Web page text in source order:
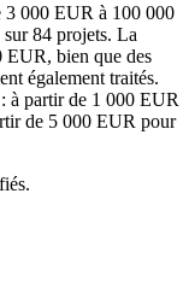
3 000 EUR à 100 000
84 projets. La
EUR, bien que des
également traités.
à partir de 1 000 EUR
de 5 000 EUR pour